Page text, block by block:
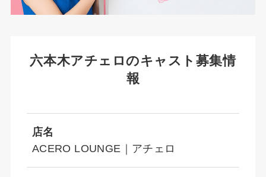
六本木アチェロのキャスト募集情
報
店名
ACERO LOUNGE｜アチェロ